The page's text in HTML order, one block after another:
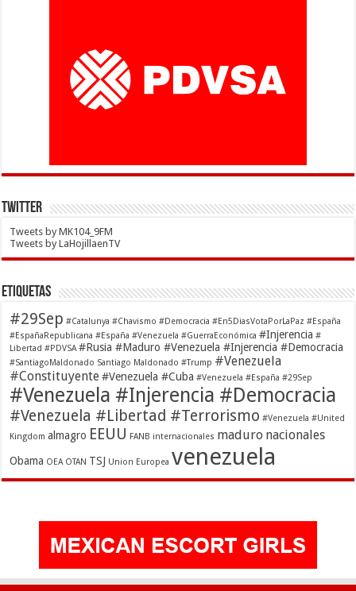
Twitter
Tweets by MK104_9FM
Tweets by LaHojillaenTV
Etiquetas
#29Sep #Catalunya #Chavismo #Democracia #En5DiasVotaPorLaPaz #España
#EspañaRepublicana #España #Venezuela #GuerraEconómica #Injerencia #
Libertad #PDVSA #Rusia #Maduro #Venezuela #Injerencia #Democracia
#SantiagoMaldonado Santiago Maldonado #Trump #Venezuela
#Constituyente #Venezuela #Cuba #Venezuela #España #29Sep
#Venezuela #Injerencia #Democracia
#Venezuela #Libertad #Terrorismo #Venezuela #United
Kingdom almagro EEUU FANB internacionales maduro nacionales
Obama OEA OTAN TSJ Union Europea venezuela